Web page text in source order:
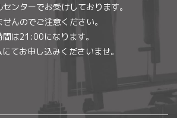
ンターでお受けしております。
んのでご注意ください。
は21:00になります。
てお申し込みくださいませ。